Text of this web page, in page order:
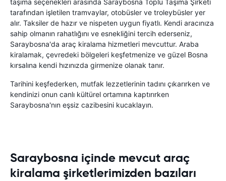
taşıma seçenekleri arasında Saraybosna Toplu Taşıma Şirketi
tarafından işletilen tramvaylar, otobüsler ve troleybüsler yer
alır. Taksiler de hazır ve nispeten uygun fiyatlı. Kendi aracınıza
sahip olmanın rahatlığını ve esnekliğini tercih ederseniz,
Saraybosna'da araç kiralama hizmetleri mevcuttur. Araba
kiralamak, çevredeki bölgeleri keşfetmenize ve güzel Bosna
kırsalına kendi hızınızda girmenize olanak tanır.
Tarihini keşfederken, mutfak lezzetlerinin tadını çıkarırken ve
kendinizi onun canlı kültürel ortamına kaptırırken
Saraybosna'nın eşsiz cazibesini kucaklayın.
Saraybosna içinde mevcut araç
kiralama şirketlerimizden bazıları